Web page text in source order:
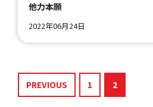
他力本願
2022年06月24日
PREVIOUS 1 2